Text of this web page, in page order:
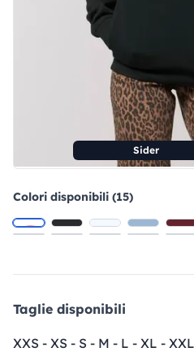
Sider
Colori disponibili (15)
Taglie disponibili
XXS - XS - S - M - L - XL -